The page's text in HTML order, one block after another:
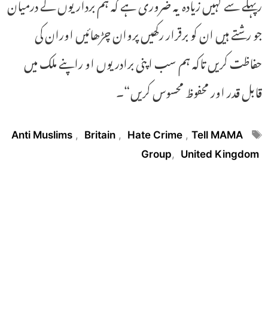
جو رشتے ہیں ان کو برقرار رکھیں پروان چڑھائیں اوران کی
حفاظت کریں تاکہ ہم سب اپنی برادریوں او راپنے ملک میں
قابل قدر اور محفوظ محسوس کریں“۔
Tags
Anti Muslims , Britain , Hate Crime , Tell MAMA
Group, United Kingdom